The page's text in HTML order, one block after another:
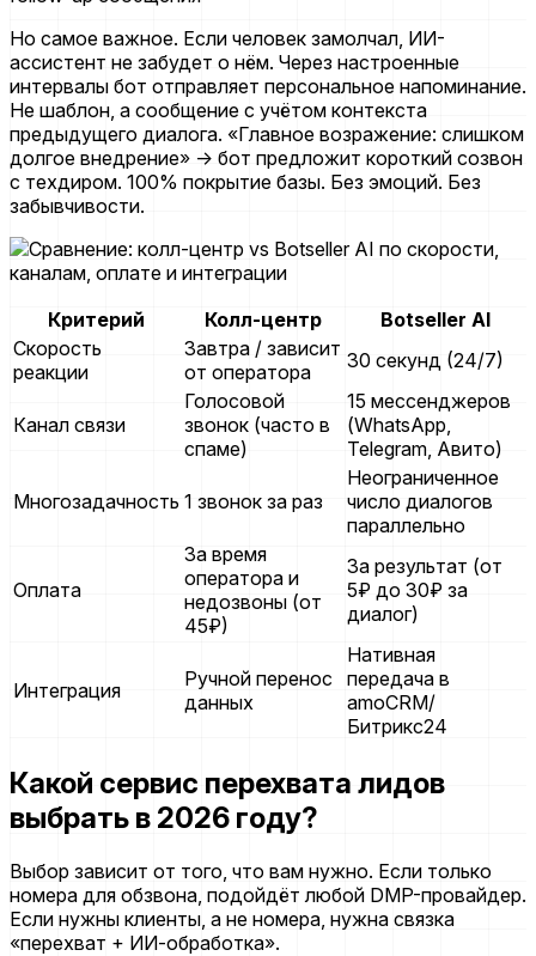
Но самое важное. Если человек замолчал, ИИ-
ассистент не забудет о нём. Через настроенные
интервалы бот отправляет персональное напоминание.
Не шаблон, а сообщение с учётом контекста
предыдущего диалога. «Главное возражение: слишком
долгое внедрение» -> бот предложит короткий созвон
с техдиром. 100% покрытие базы. Без эмоций. Без
забывчивости.
Критерий Колл-центр
Botseller AI
Скорость
реакции
Завтра / зависит
от оператора
30 секунд (24/7)
Канал связи
Голосовой
звонок (часто в
спаме)
15 мессенджеров
(WhatsApp,
Telegram, Авито)
Многозадачность 1 звонок за раз
Неограниченное
число диалогов
параллельно
Оплата
За время
оператора и
недозвоны (от
45₽)
За результат (от
5₽ до 30₽ за
диалог)
Интеграция
Ручной перенос
данных
Нативная
передача в
amoCRM/
Битрикс24
Какой сервис перехвата лидов
выбрать в 2026 году?
Выбор зависит от того, что вам нужно. Если только
номера для обзвона, подойдёт любой DMP-провайдер.
Если нужны клиенты, а не номера, нужна связка
«перехват + ИИ-обработка».